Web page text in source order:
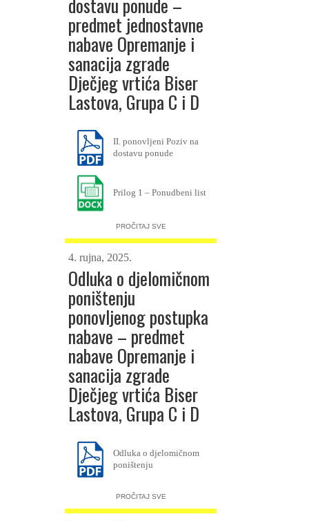
dostavu ponude –
predmet jednostavne
nabave Opremanje i
sanacija zgrade
Dječjeg vrtića Biser
Lastova, Grupa C i D
II. ponovljeni Poziv na
dostavu ponude
Prilog 1 – Ponudbeni list
Prilog 2 – Troškovnik grupa C
Prilog 3 – Izjava o
nekažnjavanju
PROČITAJ SVE
4. rujna, 2025.
Odluka o djelomičnom
poništenju
ponovljenog postupka
nabave – predmet
nabave Opremanje i
sanacija zgrade
Dječjeg vrtića Biser
Lastova, Grupa C i D
Odluka o djelomičnom
poništenju
PROČITAJ SVE